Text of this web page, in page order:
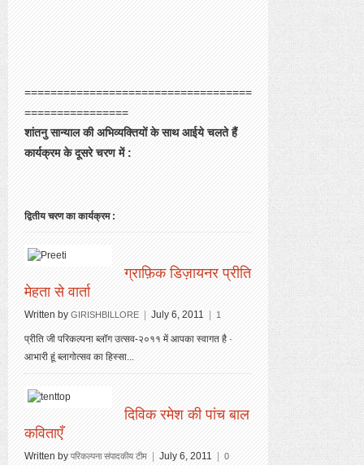
===================================
================
शांतनु सान्याल की अभिव्यक्तियों के साथ आईये चलते हैं
कार्यक्रम के दूसरे चरण में :
द्वितीय चरण का कार्यक्रम :
ग्राफ़िक डिज़ायनर प्रीति
मेहता से वार्ता
Written by GIRISHBILLORE July 6, 2011 1
प्रीति जी परिकल्पना ब्लॉग उत्सव-२०११ में आपका स्वागत है ·
आभारी हूं ब्लागोत्सव का हिस्सा...
दिविक रमेश की पांच बाल
कविताएँ
Written by परिकल्पना संपादकीय टीम July 6, 2011 0